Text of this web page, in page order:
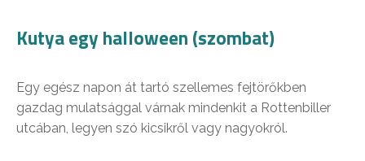
Kutya egy halloween (szombat)
Egy egész napon át tartó szellemes fejtörőkben
gazdag mulatsággal várnak mindenkit a Rottenbiller
utcában, legyen szó kicsikről vagy nagyokról.